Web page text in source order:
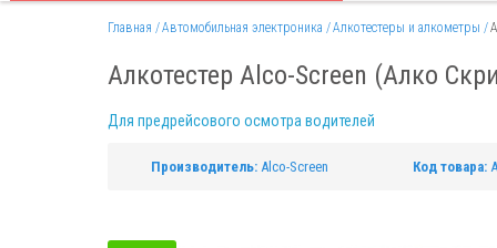
Главная Автомобильная электроника Алкотестеры и алкометры
Алкотестер Alco-Screen (Алко
Для предрейсового осмотра водителей
Производитель: Alco-Screen Код товара: